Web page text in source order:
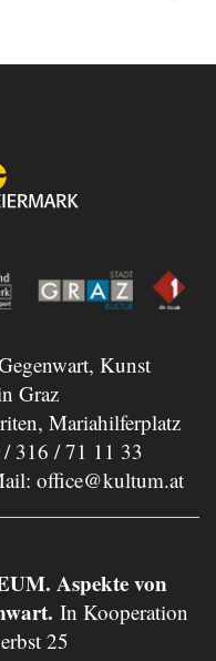
Kunst
Graz
Mariahilferplatz
316 / 71 11 33
office@kultum.at
Aspekte von
In Kooperation
25